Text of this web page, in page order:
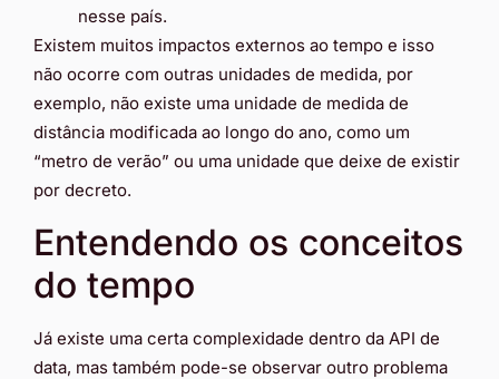
nesse país.
Existem muitos impactos externos ao tempo e isso
não ocorre com outras unidades de medida, por
exemplo, não existe uma unidade de medida de
distância modificada ao longo do ano, como um
“metro de verão” ou uma unidade que deixe de existir
por decreto.
Entendendo os conceitos
do tempo
Já existe uma certa complexidade dentro da API de
data, mas também pode-se observar outro problema